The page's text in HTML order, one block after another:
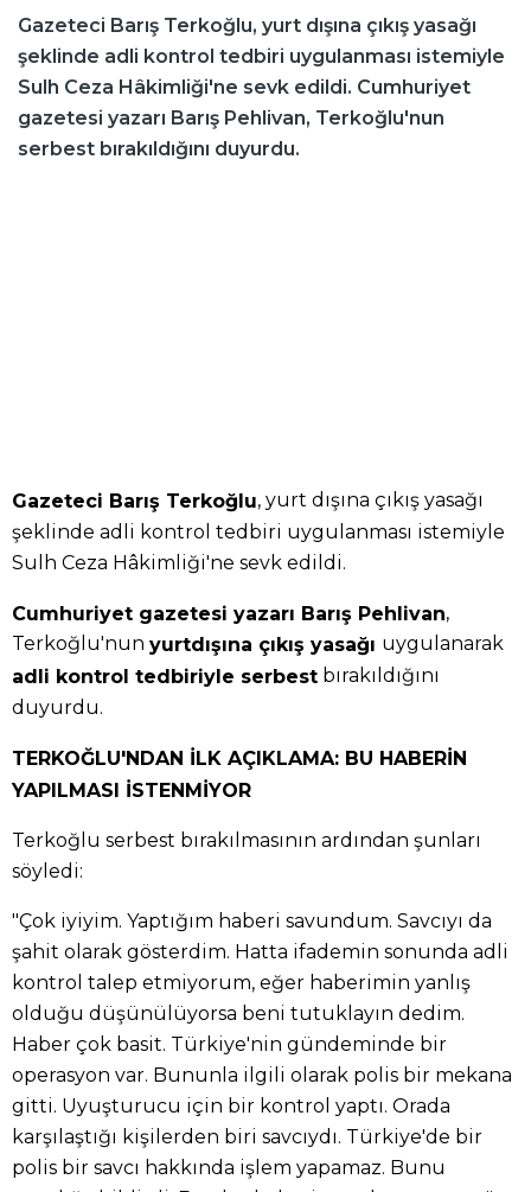
Gazeteci Barış Terkoğlu, yurt dışına çıkış yasağı
şeklinde adli kontrol tedbiri uygulanması istemiyle
Sulh Ceza Hâkimliği'ne sevk edildi. Cumhuriyet
gazetesi yazarı Barış Pehlivan, Terkoğlu'nun
serbest bırakıldığını duyurdu.
Gazeteci Barış Terkoğlu, yurt dışına çıkış yasağı
şeklinde adli kontrol tedbiri uygulanması istemiyle
Sulh Ceza Hâkimliği'ne sevk edildi.
Cumhuriyet gazetesi yazarı Barış Pehlivan,
Terkoğlu'nun yurtdışına çıkış yasağı uygulanarak
adli kontrol tedbiriyle serbest bırakıldığını
duyurdu.
TERKOĞLU'NDAN İLK AÇIKLAMA: BU HABERİN
YAPILMASI İSTENMİYOR
Terkoğlu serbest bırakılmasının ardından şunları
söyledi:
"Çok iyiyim. Yaptığım haberi savundum. Savcıyı da
şahit olarak gösterdim. Hatta ifademin sonunda adli
kontrol talep etmiyorum, eğer haberimin yanlış
olduğu düşünülüyorsa beni tutuklayın dedim.
Haber çok basit. Türkiye'nin gündeminde bir
operasyon var. Bununla ilgili olarak polis bir mekana
gitti. Uyuşturucu için bir kontrol yaptı. Orada
karşılaştığı kişilerden biri savcıydı. Türkiye'de bir
polis bir savcı hakkında işlem yapamaz. Bunu